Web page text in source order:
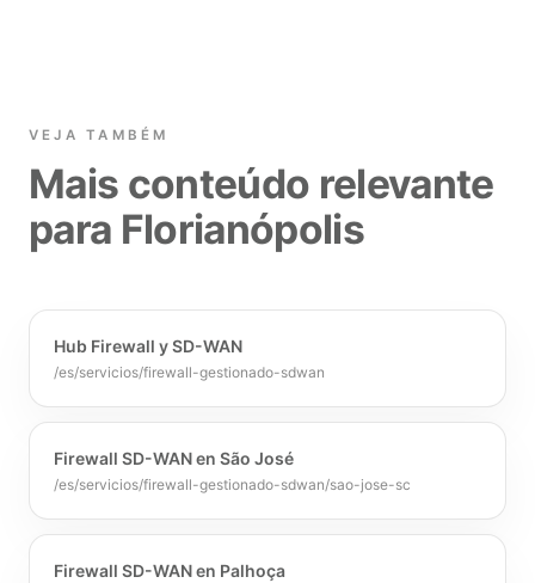
VEJA TAMBÉM
Mais conteúdo relevante
para Florianópolis
Hub Firewall y SD-WAN
/es/servicios/firewall-gestionado-sdwan
Firewall SD-WAN en São José
/es/servicios/firewall-gestionado-sdwan/sao-jose-sc
Firewall SD-WAN en Palhoça